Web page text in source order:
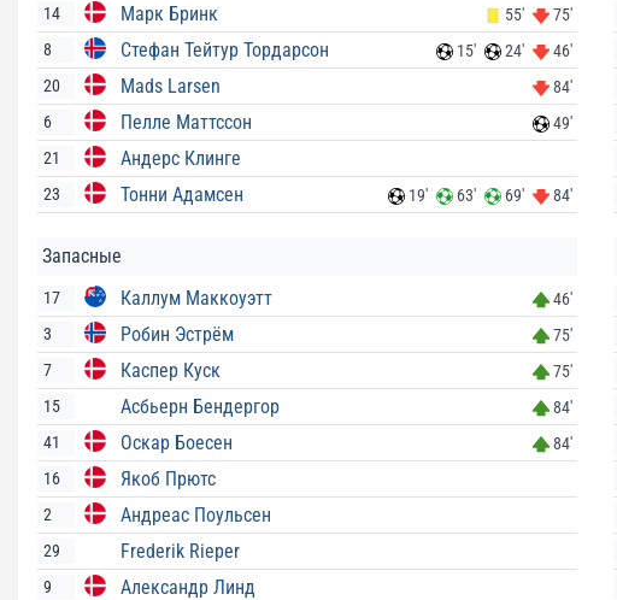
14 Марк Бринк 55'
75'
8
Стефан Тейтур Тордарсон 15' 24'
46'
20
Mads Larsen
84'
6
Пелле Маттссон
49'
21
Андерс Клинге
23 Тонни Адамсен 19' 63' 69' 84'
Запасные
17 Каллум Маккоуэтт
46'
3
Робин Эстрём
75'
7
Каспер Куск
75'
15
Асбьерн Бендергор
84'
41
Оскар Боесен
84'
16
Якоб Прютс
2 Андреас Поульсен
29 Frederik Rieper
9 Александр Линд